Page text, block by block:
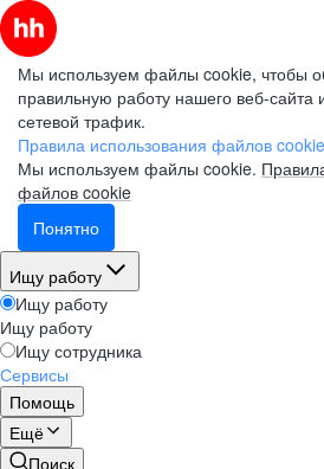
Мы используем файлы cookie, чтобы
правильную работу нашего веб-сайта
сетевой трафик.
Правила использования файлов cookie
Мы используем файлы cookie.
файлов cookie
Понятно
Ищу работу
Ищу работу
Ищу работу
Ищу сотрудника
Сервисы
Помощь
Ещё
Поиск